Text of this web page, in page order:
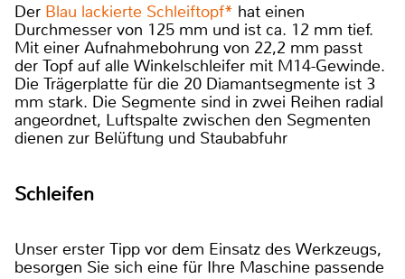
Der Blau lackierte Schleiftopf* hat einen
Durchmesser von 125 mm und ist ca. 12 mm tief.
Mit einer Aufnahmebohrung von 22,2 mm passt
der Topf auf alle Winkelschleifer mit M14-Gewinde.
Die Trägerplatte für die 20 Diamantsegmente ist 3
mm stark. Die Segmente sind in zwei Reihen radial
angeordnet, Luftspalte zwischen den Segmenten
dienen zur Belüftung und Staubabfuhr
Schleifen
Unser erster Tipp vor dem Einsatz des Werkzeugs,
besorgen Sie sich eine für Ihre Maschine passende